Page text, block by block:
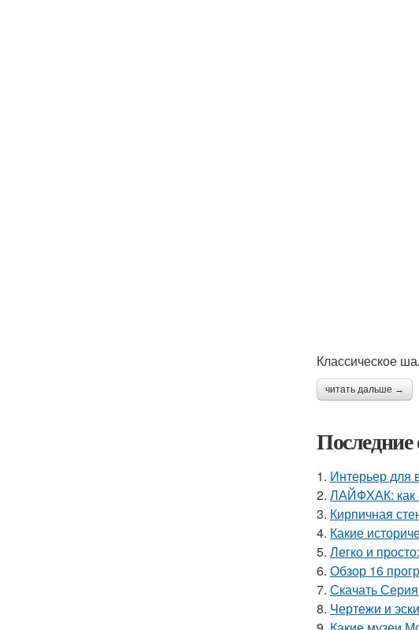
Классическое
читать дальше →
Последние
1. Интерьер для
2. ЛАЙФХАК: как
3. Кирпичная
4. Какие
5. Легко и
6. Обзор 16
7. Скачать
8. Чертежи и